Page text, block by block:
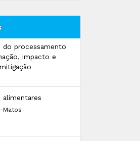
do processamento
impacto e
alimentares
Matos